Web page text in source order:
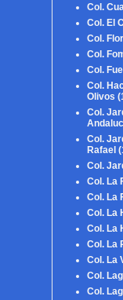
Col.
Col. El
Col.
Col.
Col.
Col.
Olivos
Col.
Col.
Rafael
Col.
Col. La
Col. La
Col. La
Col. La
Col. La
Col. La
Col.
Col.